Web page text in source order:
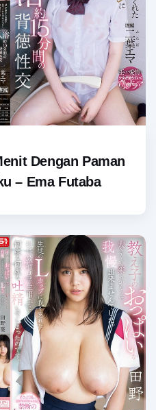
Dengan Paman
– Ema Futaba